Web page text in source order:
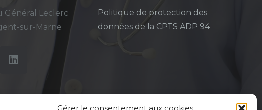
Général Leclerc
sur-Marne
Politique de protection des
données de la CPTS ADP 94